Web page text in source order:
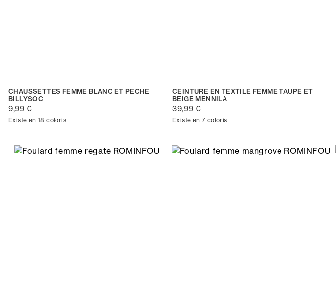
CHAUSSETTES FEMME BLANC ET PECHE
BILLYSOC
9,99 €
Existe en 18 coloris
CEINTURE EN TEXTILE FEMME TAUPE ET
BEIGE MENNILA
39,99 €
Existe en 7 coloris